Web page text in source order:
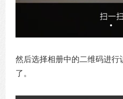
然后选择相册中的二维码进行
了。